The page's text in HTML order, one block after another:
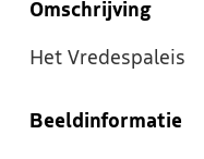
Omschrijving
Het Vredespaleis
Beeldinformatie